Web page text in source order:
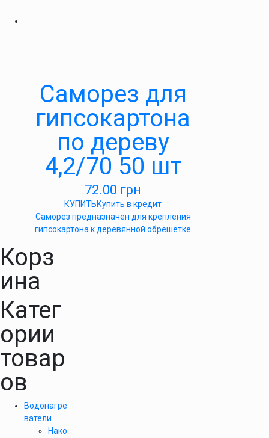
Саморез для
гипсокартона
по дереву
4,2/70 50 шт
72.00 грн
КУПИТЬКупить в кредит
Саморез предназначен для крепления
гипсокартона к деревянной обрешетке
Корз
ина
Катег
ории
товар
ов
Водонагре
ватели
Нако